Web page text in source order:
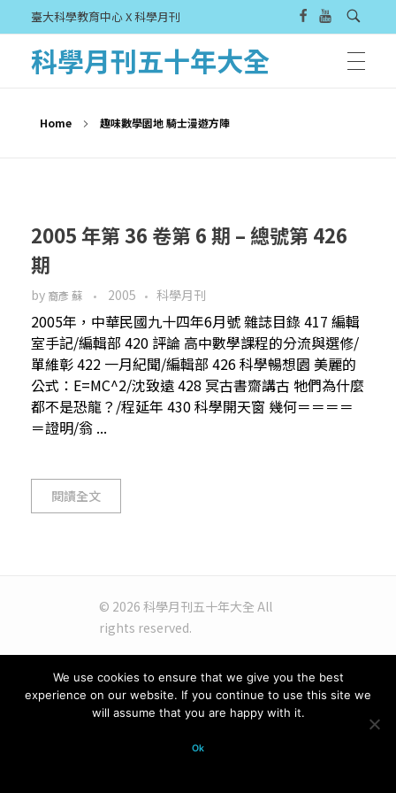
臺大科學教育中心 X 科學月刊
科學月刊五十年大全
Home 趣味數學園地 騎士漫遊方陣
2005 年第 36 卷第 6 期 – 總號第 426
期
by 裔彥 蘇 2005 科學月刊
2005年，中華民國九十四年6月號 雜誌目錄 417 編輯
室手記/編輯部 420 評論 高中數學課程的分流與選修/
單維彰 422 一月紀聞/編輯部 426 科學暢想園 美麗的
公式：E=MC^2/沈致遠 428 冥古書齋講古 牠們為什麼
都不是恐龍？/程延年 430 科學開天窗 幾何＝＝＝＝
＝證明/翁 ...
閱讀全文
© 2026 科學月刊五十年大全 All
rights reserved.
We use cookies to ensure that we give you the best
experience on our website. If you continue to use this site we
will assume that you are happy with it.
Ok